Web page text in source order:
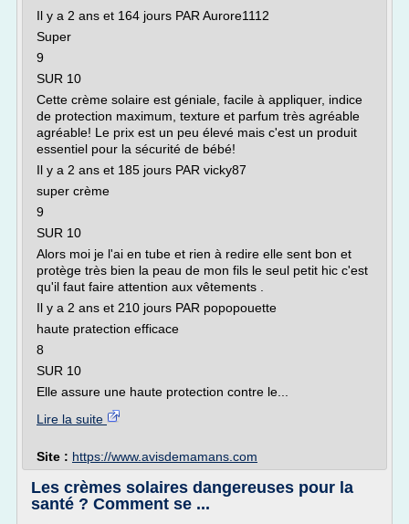
Il y a 2 ans et 164 jours PAR Aurore1112
Super
9
SUR 10
Cette crème solaire est géniale, facile à appliquer, indice
de protection maximum, texture et parfum très agréable
agréable! Le prix est un peu élevé mais c'est un produit
essentiel pour la sécurité de bébé!
Il y a 2 ans et 185 jours PAR vicky87
super crème
9
SUR 10
Alors moi je l'ai en tube et rien à redire elle sent bon et
protège très bien la peau de mon fils le seul petit hic c'est
qu'il faut faire attention aux vêtements .
Il y a 2 ans et 210 jours PAR popopouette
haute pratection efficace
8
SUR 10
Elle assure une haute protection contre le...
Lire la suite
Site : https://www.avisdemamans.com
Les crèmes solaires dangereuses pour la
santé ? Comment se ...